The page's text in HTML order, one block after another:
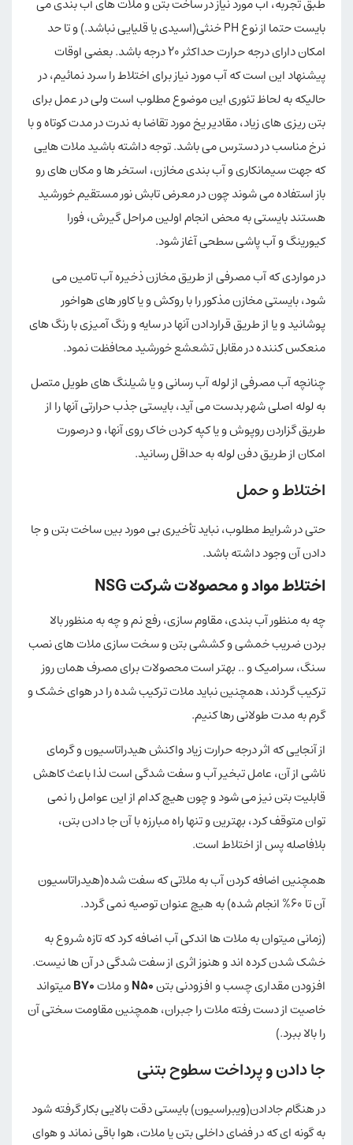
طبق تجربه، آب مورد نیاز در ساخت بتن و ملات های آب بندی می
بایست حتما از نوع PH خنثی(اسیدی یا قلیایی نباشد.) و تا حد
امکان دارای درجه حرارت حداکثر ۲۰ درجه باشد. بعضی اوقات
پیشنهاد این است که آب مورد نیاز برای اختلاط را سرد نمائیم، در
حالیکه به لحاظ تئوری این موضوع مطلوب است ولی در عمل برای
بتن ریزی های زیاد، مقادیر یخ مورد تقاضا به ندرت در مدت کوتاه و با
نرخ مناسب در دسترس می باشد. توجه داشته باشید ملات هایی
که جهت سیمانکاری و آب بندی مخازن، استخر ها و مکان های رو
باز استفاده می شوند چون در معرض تابش نور مستقیم خورشید
هستند بایستی به محض انجام اولین مراحل گیرش، فورا
کیورینگ و آب پاشی سطحی آغاز شود.
در مواردی که آب مصرفی از طریق مخازن ذخیره آب تامین می
شود، بایستی مخازن مذکور را با روکش و یا کاور های هواخور
پوشانید و یا از طریق قراردادن آنها در سایه و رنگ آمیزی با رنگ های
منعکس کننده در مقابل تشعشع خورشید محافظت نمود.
چنانچه آب مصرفی از لوله آب رسانی و یا شیلنگ های طویل متصل
به لوله اصلی شهر بدست می آید، بایستی جذب حرارتی آنها را از
طریق گزاردن روپوش و یا کپه کردن خاک روی آنها، و درصورت
امکان از طریق دفن لوله به حداقل رسانید.
اختلاط و حمل
حتی در شرایط مطلوب، نباید تأخیری بی مورد بین ساخت بتن و جا
دادن آن وجود داشته باشد.
اختلاط مواد و محصولات شرکت NSG
چه به منظور آب بندی، مقاوم سازی، رفع نم و چه به منظور بالا
بردن ضریب خمشی و کششی بتن و سخت سازی ملات های نصب
سنگ، سرامیک و .. بهتر است محصولات برای مصرف همان روز
ترکیب گردند، همچنین نباید ملات ترکیب شده را در هوای خشک و
گرم به مدت طولانی رها کنیم.
از آنجایی که اثر درجه حرارت زیاد واکنش هیدراتاسیون و گرمای
ناشی از آن، عامل تبخیر آب و سفت شدگی است لذا باعث کاهش
قابلیت بتن نیز می شود و چون هیچ کدام از این عوامل را نمی
توان متوقف کرد، بهترین و تنها راه مبارزه با آن جا دادن بتن،
بلافاصله پس از اختلاط است.
همچنین اضافه کردن آب به ملاتی که سفت شده(هیدراتاسیون
آن تا ۶۰% انجام شده) به هیچ عنوان توصیه نمی گردد.
(زمانی میتوان به ملات ها اندکی آب اضافه کرد که تازه شروع به
خشک شدن کرده اند و هنوز اثری از سفت شدگی در آن ها نیست.
افزودن مقداری چسب و افزودنی بتنN50و ملاتB70میتواند
خاصیت از دست رفته ملات را جبران، همچنین مقاومت سختی آن
را بالا ببرد.)
جا دادن و پرداخت سطوح بتنی
در هنگام جادادن(ویبراسیون) بایستی دقت بالایی بکار گرفته شود
به گونه ای که در فضای داخلی بتن یا ملات، هوا باقی نماند و هوای